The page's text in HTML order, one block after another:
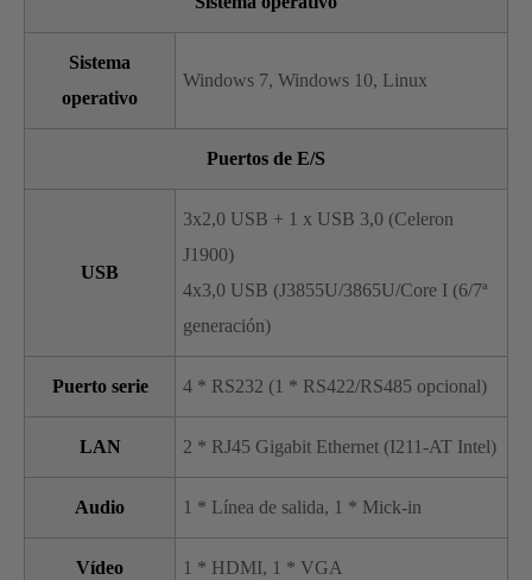
Sistema
operativo
Windows 7, Windows 10, Linux
Puertos de E/S
USB
3x2,0 USB + 1 x USB 3,0 (Celeron
J1900)
4x3,0 USB (J3855U/3865U/Core I (6/7ª
generación)
Puerto serie 4 * RS232 (1 * RS422/RS485 opcional)
LAN 2 * RJ45 Gigabit Ethernet (I211-AT Intel)
Audio 1 * Línea de salida, 1 * Mick-in
Vídeo 1 * HDMI, 1 * VGA